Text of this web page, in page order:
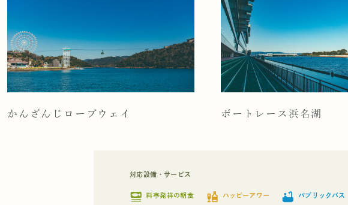
かんざんじロープウェイ ボートレース浜名湖
対応設備・サービス
set_meal 料亭発祥の朝食 liquor ハッピーアワー bathtub パブリックバス